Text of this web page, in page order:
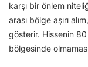
karşı bir önlem
arası bölge aşırı
gösterir. Hissenin 80
bölgesinde